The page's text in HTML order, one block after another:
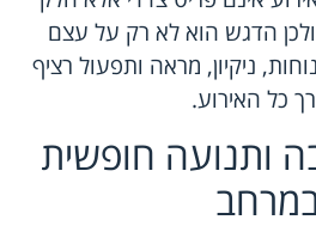
הדגש הוא לא רק על עצם
ניקיון, מראה ותפעול רציף
כל האירוע.
ותנועה חופשית